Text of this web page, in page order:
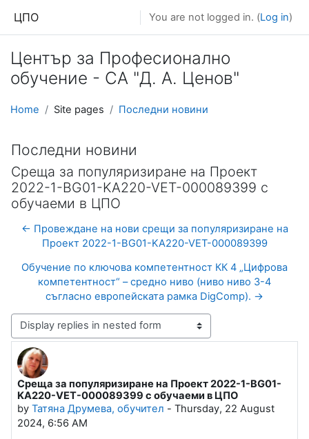
ЦПО You are not logged in. (Log in)
Център за Професионално
обучение - СА "Д. А. Ценов"
Home Site pages Последни новини
Последни новини
Среща за популяризиране на Проект
2022-1-BG01-KA220-VET-000089399 с
обучаеми в ЦПО
← Провеждане на нови срещи за популяризиране на
Проект 2022-1-BG01-KA220-VET-000089399
Обучение по ключова компетентност КК 4 „Цифрова
компетентност“ – средно ниво (ниво ниво 3-4
съгласно европейската рамка DigComp). →
Display mode
Среща за популяризиране на Проект 2022-1-BG01-
KA220-VET-000089399 с обучаеми в ЦПО
by Татяна Друмева, обучител - Thursday, 22 August
2024, 6:56 AM
Number of replies: 0